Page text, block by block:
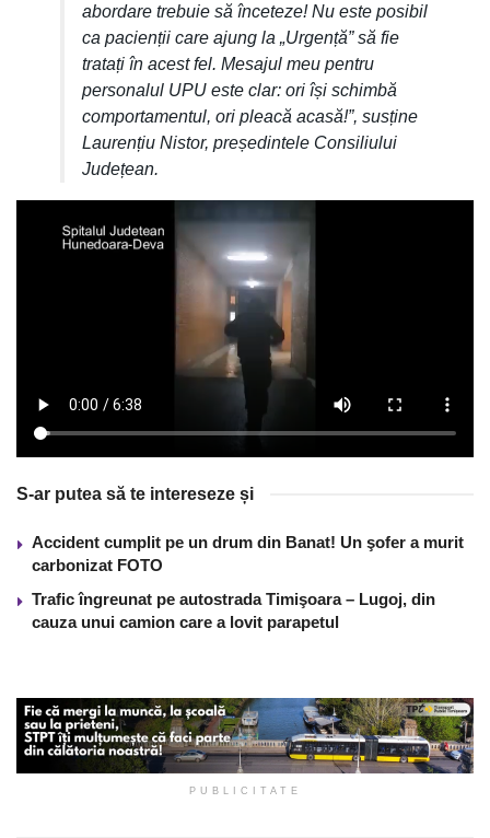
abordare trebuie să înceteze! Nu este posibil
ca pacienții care ajung la „Urgență” să fie
tratați în acest fel. Mesajul meu pentru
personalul UPU este clar: ori își schimbă
comportamentul, ori pleacă acasă!”, susține
Laurențiu Nistor, președintele Consiliului
Județean.
S-ar putea să te intereseze și
Accident cumplit pe un drum din Banat! Un şofer a murit
carbonizat FOTO
Trafic îngreunat pe autostrada Timişoara – Lugoj, din
cauza unui camion care a lovit parapetul
PUBLICITATE